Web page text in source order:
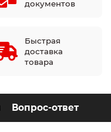
документов
Быстрая
доставка
товара
Вопрос-ответ